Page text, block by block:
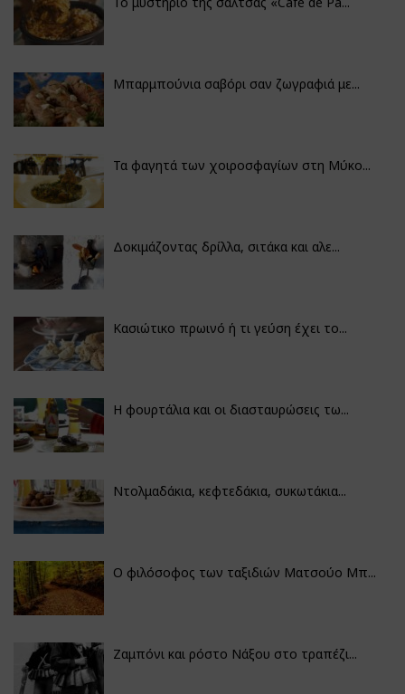
Μπαρμπούνια σαβόρι σαν ζωγραφιά με...
Τα φαγητά των χοιροσφαγίων στη Μύκο...
Δοκιμάζοντας δρίλλα, σιτάκα και αλε...
Κασιώτικο πρωινό ή τι γεύση έχει το...
Η φουρτάλια και οι διασταυρώσεις τω...
Ντολμαδάκια, κεφτεδάκια, συκωτάκια...
Ο φιλόσοφος των ταξιδιών Ματσούο Μπ...
Ζαμπόνι και ρόστο Νάξου στο τραπέζι...